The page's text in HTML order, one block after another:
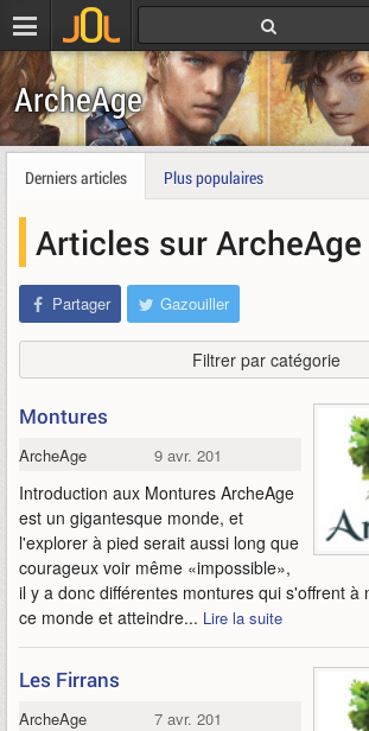
ArcheAge
Derniers articles Plus populaires
Articles sur ArcheAge
Partager Gazouiller
Filtrer par catégorie
Montures
ArcheAge 9 avr. 2014
Introduction aux Montures ArcheAge
est un gigantesque monde, et
l'explorer à pied serait aussi long que
courageux voir même «impossible»,
il y a donc différentes montures qui s'offrent à
ce monde et atteindre... Lire la suite
Les Firrans
ArcheAge 7 avr. 2014